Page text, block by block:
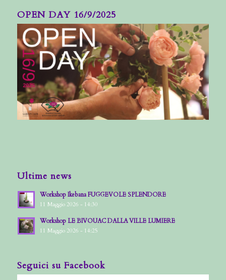
OPEN DAY 16/9/2025
Ultime news
Workshop Ikebana FUGGEVOLE SPLENDORE
11 Maggio 2026 - 14:30
Workshop LE BIVOUAC DALLA VILLE LUMIERE
11 Maggio 2026 - 14:25
Seguici su Facebook